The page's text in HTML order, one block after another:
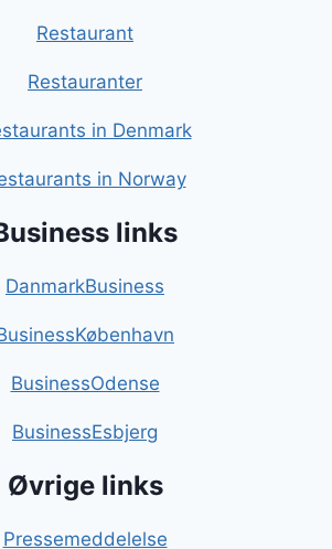
Restaurant
Restauranter
in Denmark
in Norway
links
DanmarkBusiness
BusinessOdense
BusinessEsbjerg
Øvrige links
Pressemeddelelse